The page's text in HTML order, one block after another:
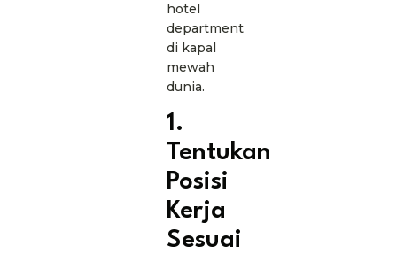
hotel
department
di kapal
mewah
dunia.
1.
Tentukan
Posisi
Kerja
Sesuai